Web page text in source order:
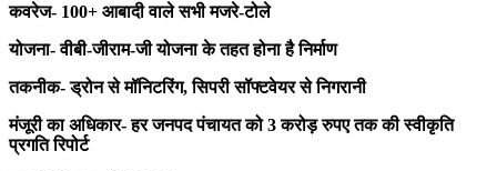
कवरेज- 100+ आबादी वाले सभी मजरे-टोले
योजना- वीबी-जीराम-जी योजना के तहत होना है निर्माण
तकनीक- ड्रोन से मॉनिटरिंग, सिपरी सॉफ्टवेयर से निगरानी
मंजूरी का अधिकार- हर जनपद पंचायत को 3 करोड़ रुपए तक की स्वीकृति
प्रगति रिपोर्ट